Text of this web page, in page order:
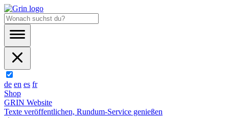
de en es fr
Shop
GRIN Website
Texte veröffentlichen, Rundum-Service genießen